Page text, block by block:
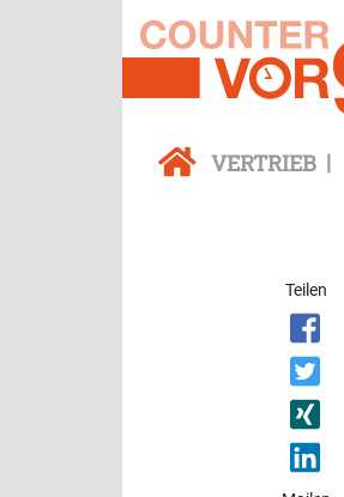
VERTRIEB
Teilen